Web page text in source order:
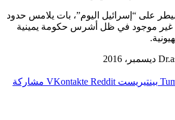
على “إسرائيل اليوم”، بات يلامس حدود
غير موجود في ظل أشرس حكومة يمينية
بينتيريست
مشاركة